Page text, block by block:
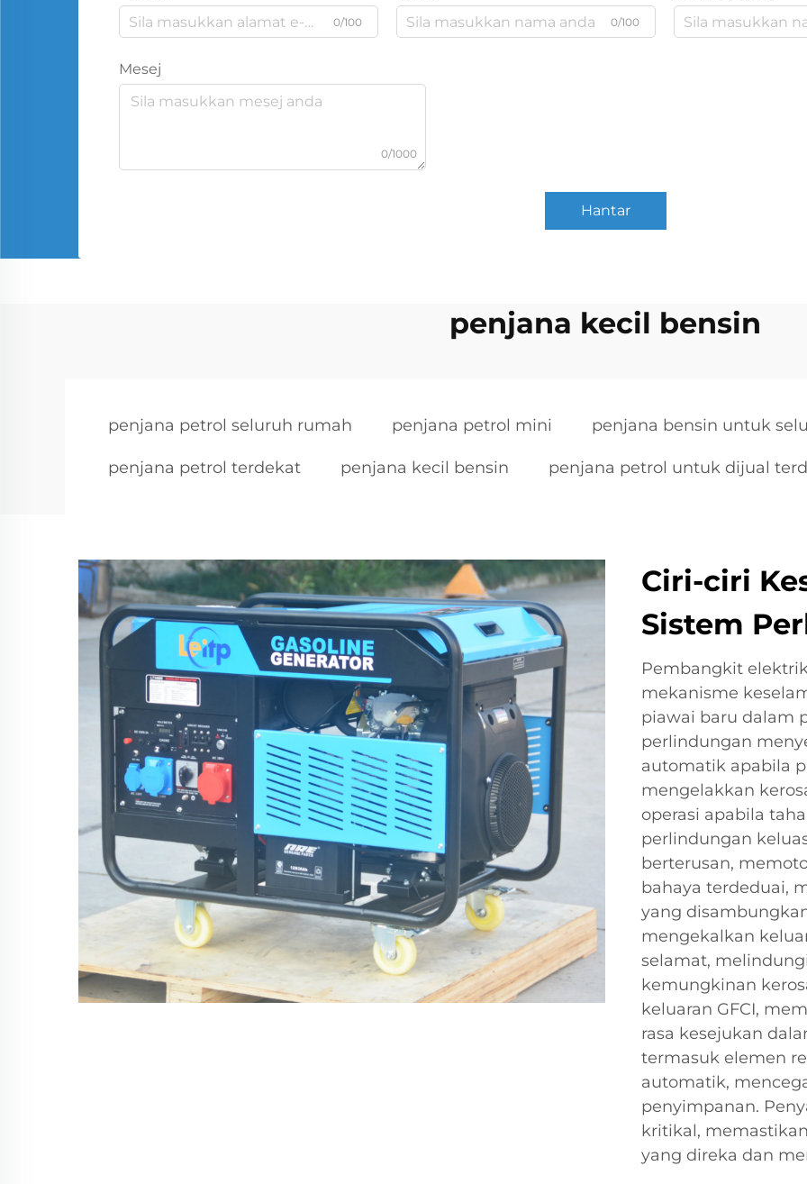
0/100 0/100
Mesej
0/1000
Hantar
penjana kecil bensin
penjana petrol seluruh rumah penjana petrol mini penjana bensin untuk
penjana petrol terdekat penjana kecil bensin penjana petrol untuk dijual
Ciri-ciri
Sistem
Pembangkit
mekanisme
piawai baru dalam
perlindungan
automatik apabila
mengelakkan
operasi apabila
perlindungan
berterusan,
bahaya terdeduai,
yang
mengekalkan
selamat,
kemungkinan
keluaran GFCI,
rasa kesejukan
termasuk elemen
automatik,
penyimpanan.
kritikal,
yang direka dan